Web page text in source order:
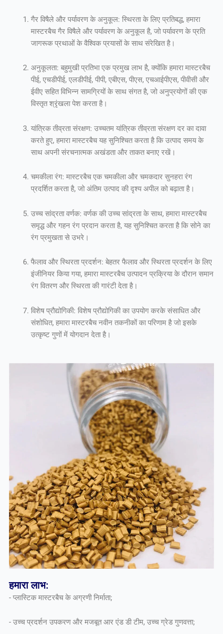
गैर विषैले और पर्यावरण के अनुकूल: स्थिरता के लिए प्रतिबद्ध, हमारा
मास्टरबैच गैर विषैले और पर्यावरण के अनुकूल है, जो पर्यावरण के प्रति
जागरूक प्रथाओं के वैश्विक प्रयासों के साथ संरेखित है।
अनुकूलता: बहुमुखी प्रतिभा एक प्रमुख लाभ है, क्योंकि हमारा मास्टरबैच
पीई, एचडीपीई, एलडीपीई, पीपी, एबीएस, पीएस, एचआईपीएस, पीवीसी और
ईवीए सहित विभिन्न सामग्रियों के साथ संगत है, जो अनुप्रयोगों की एक
विस्तृत श्रृंखला पेश करता है।
यांत्रिक तीव्रता संरक्षण: उच्चतम यांत्रिक तीव्रता संरक्षण दर का दावा
करते हुए, हमारा मास्टरबैच यह सुनिश्चित करता है कि उत्पाद समय के
साथ अपनी संरचनात्मक अखंडता और ताकत बनाए रखें।
चमकीला रंग: मास्टरबैच एक चमकीला और चमकदार सुनहरा रंग
प्रदर्शित करता है, जो अंतिम उत्पाद की दृश्य अपील को बढ़ाता है।
उच्च सांद्रता वर्णक: वर्णक की उच्च सांद्रता के साथ, हमारा मास्टरबैच
समृद्ध और गहन रंग प्रदान करता है, यह सुनिश्चित करता है कि सोने का
रंग प्रमुखता से उभरे।
फैलाव और स्थिरता प्रदर्शन: बेहतर फैलाव और स्थिरता प्रदर्शन के लिए
इंजीनियर किया गया, हमारा मास्टरबैच उत्पादन प्रक्रिया के दौरान समान
रंग वितरण और स्थिरता की गारंटी देता है।
विशेष प्रौद्योगिकी: विशेष प्रौद्योगिकी का उपयोग करके संसाधित और
संशोधित, हमारा मास्टरबैच नवीन तकनीकों का परिणाम है जो इसके
उत्कृष्ट गुणों में योगदान देता है।
हमारा लाभ:
- प्लास्टिक मास्टरबैच के अग्रणी निर्माता;
- उच्च प्रदर्शन उपकरण और मजबूत आर एंड डी टीम, उच्च ग्रेड गुणवत्ता;